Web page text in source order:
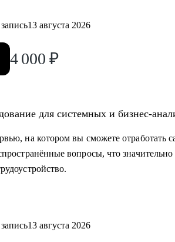
13 августа 2026
4 000 ₽
для системных и бизнес-
на котором вы сможете отработать
вопросы, что
13 августа 2026